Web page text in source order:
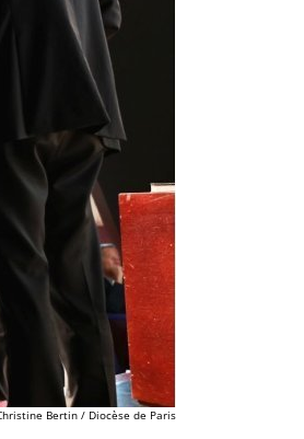
Bertin / Diocèse de Paris